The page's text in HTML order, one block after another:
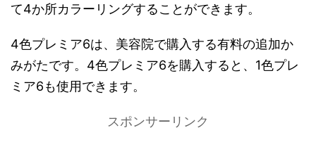
て4か所カラーリングすることができます。
4色プレミア6は、美容院で購入する有料の追加か
みがたです。4色プレミア6を購入すると、1色プレ
ミア6も使用できます。
スポンサーリンク